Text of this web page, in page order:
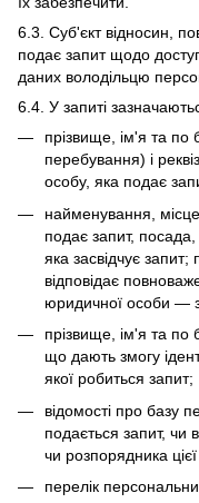
6.3. Суб'єкт відносин,
подає запит щодо
даних володільцю
6.4. У запиті
прізвище, ім'я та по
перебування) і
особу, яка подає
найменування,
подає запит, посада,
яка засвідчує
відповідає
юридичної особи —
прізвище, ім'я та по
що дають змогу
якої робиться запит;
відомості про базу
подається запит, чи
чи розпорядника
перелік